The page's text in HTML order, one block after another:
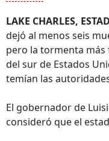
LAKE CHARLES,
dejó al menos seis
pero la tormenta
del sur de Estados
temían las
El gobernador de
consideró que el